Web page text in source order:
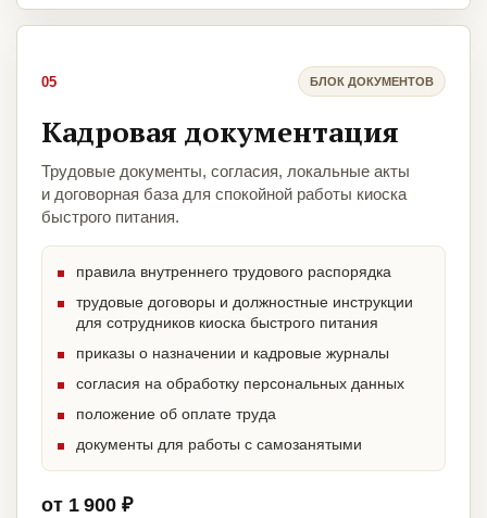
05 БЛОК ДОКУМЕНТОВ
Кадровая документация
Трудовые документы, согласия, локальные акты
и договорная база для спокойной работы киоска
быстрого питания.
правила внутреннего трудового распорядка
трудовые договоры и должностные инструкции
для сотрудников киоска быстрого питания
приказы о назначении и кадровые журналы
согласия на обработку персональных данных
положение об оплате труда
документы для работы с самозанятыми
от 1 900 ₽